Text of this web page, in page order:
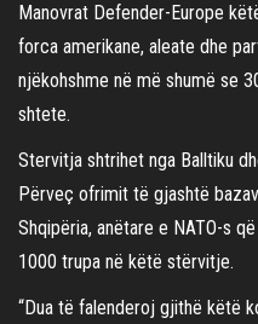
Manovrat Defender-Europe
forca amerikane, aleate dhe
njëkohshme në më shumë se
shtete.
Stervitja shtrihet nga Balltiku
Përveç ofrimit të gjashtë
Shqipëria, anëtare e NATO-s
1000 trupa në këtë stërvitje.
“Dua të falenderoj gjithë këtë